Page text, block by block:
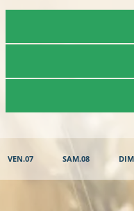
VEN.07 SAM.08